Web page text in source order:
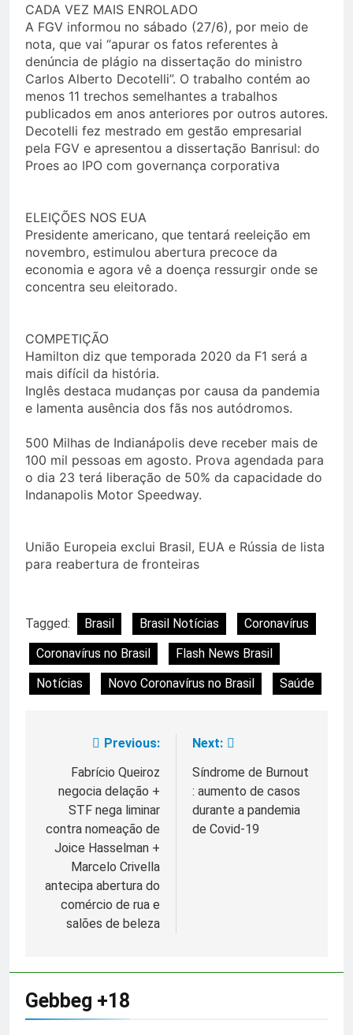
CADA VEZ MAIS ENROLADO
A FGV informou no sábado (27/6), por meio de
nota, que vai “apurar os fatos referentes à
denúncia de plágio na dissertação do ministro
Carlos Alberto Decotelli”. O trabalho contém ao
menos 11 trechos semelhantes a trabalhos
publicados em anos anteriores por outros autores.
Decotelli fez mestrado em gestão empresarial
pela FGV e apresentou a dissertação Banrisul: do
Proes ao IPO com governança corporativa
ELEIÇÕES NOS EUA
Presidente americano, que tentará reeleição em
novembro, estimulou abertura precoce da
economia e agora vê a doença ressurgir onde se
concentra seu eleitorado.
COMPETIÇÃO
Hamilton diz que temporada 2020 da F1 será a
mais difícil da história.
Inglês destaca mudanças por causa da pandemia
e lamenta ausência dos fãs nos autódromos.
500 Milhas de Indianápolis deve receber mais de
100 mil pessoas em agosto. Prova agendada para
o dia 23 terá liberação de 50% da capacidade do
Indanapolis Motor Speedway.
União Europeia exclui Brasil, EUA e Rússia de lista
para reabertura de fronteiras
Tagged: Brasil Brasil Notícias
Coronavírus
Coronavírus no Brasil
Flash News Brasil
Notícias
Novo Coronavírus no Brasil Saúde
Navegação
Post
Previous:
Fabrício Queiroz
negocia delação +
STF nega liminar
contra nomeação de
Joice Hasselman +
Marcelo Crivella
antecipa abertura do
comércio de rua e
salões de beleza
Next:
Síndrome de Burnout
: aumento de casos
durante a pandemia
de Covid-19
Gebbeg +18